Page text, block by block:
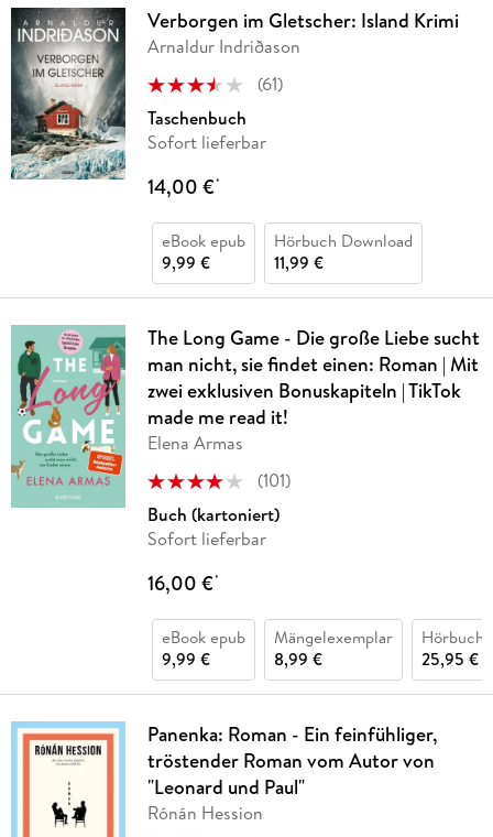
Verborgen im Gletscher: Island Krimi
Arnaldur Indriðason
(61)
Taschenbuch
Sofort lieferbar
14,00 €*
eBook epub
9,99 €
Hörbuch Download
11,99 €
The Long Game - Die große Liebe sucht
man nicht, sie findet einen: Roman | Mit
zwei exklusiven Bonuskapiteln | TikTok
made me read it!
Elena Armas
(101)
Buch (kartoniert)
Sofort lieferbar
16,00 €*
eBook epub
9,99 €
Mängelexemplar
8,99 €
Hörbuch
25,95 €
Panenka: Roman - Ein feinfühliger,
tröstender Roman vom Autor von
"Leonard und Paul"
Rónán Hession